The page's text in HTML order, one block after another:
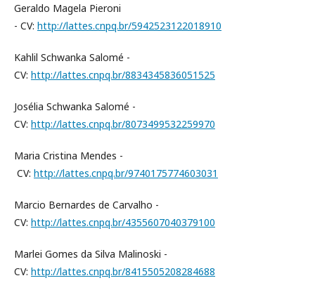
Geraldo Magela Pieroni
- CV: http://lattes.cnpq.br/5942523122018910
Kahlil Schwanka Salomé -
CV: http://lattes.cnpq.br/8834345836051525
Josélia Schwanka Salomé -
CV: http://lattes.cnpq.br/8073499532259970
Maria Cristina Mendes -
CV: http://lattes.cnpq.br/9740175774603031
Marcio Bernardes de Carvalho -
CV: http://lattes.cnpq.br/4355607040379100
Marlei Gomes da Silva Malinoski -
CV: http://lattes.cnpq.br/8415505208284688